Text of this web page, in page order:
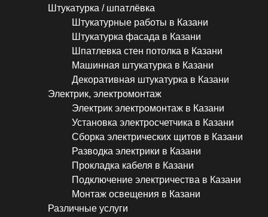
Штукатурка / шпатлёвка
Штукатурные работы в Казани
Штукатурка фасада в Казани
Шпатлевка стен потолка в Казани
Машинная штукатурка в Казани
Декоративная штукатурка в Казани
Электрик, электромонтаж
Электрик электромонтаж в Казани
Установка электросчетчика в Казани
Сборка электрических щитов в Казани
Разводка электрики в Казани
Прокладка кабеля в Казани
Подключение электричества в Казани
Монтаж освещения в Казани
Различные услуги